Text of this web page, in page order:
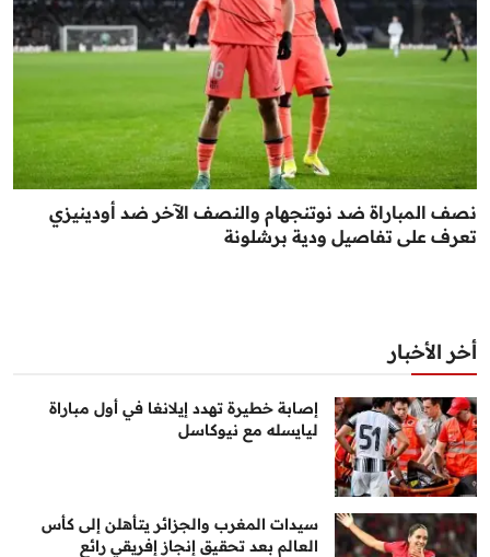
نصف المباراة ضد نوتنجهام والنصف الآخر ضد أودينيزي
تعرف على تفاصيل ودية برشلونة
أخر الأخبار
إصابة خطيرة تهدد إيلانغا في أول مباراة
ليايسله مع نيوكاسل
سيدات المغرب والجزائر يتأهلن إلى كأس
العالم بعد تحقيق إنجاز إفريقي رائع